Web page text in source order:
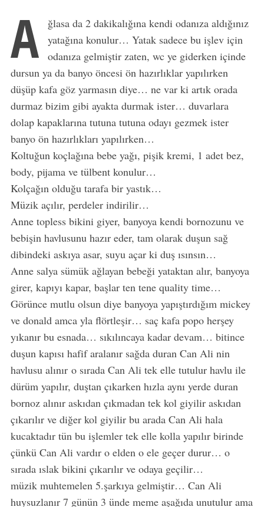
A
ğlasa da 2 dakikalığına kendi odanıza aldığınız
yatağına konulur… Yatak sadece bu işlev için
odanıza gelmiştir zaten, wc ye giderken içinde
dursun ya da banyo öncesi ön hazırlıklar yapılırken
düşüp kafa göz yarmasın diye… ne var ki artık orada
durmaz bizim gibi ayakta durmak ister… duvarlara
dolap kapaklarına tutuna tutuna odayı gezmek ister
banyo ön hazırlıkları yapılırken…
Koltuğun koçlağına bebe yağı, pişik kremi, 1 adet bez,
body, pijama ve tülbent konulur…
Kolçağın olduğu tarafa bir yastık…
Müzik açılır, perdeler indirilir…
Anne topless bikini giyer, banyoya kendi bornozunu ve
bebişin havlusunu hazır eder, tam olarak duşun sağ
dibindeki askıya asar, suyu açar ki duş ısınsın…
Anne salya sümük ağlayan bebeği yataktan alır, banyoya
girer, kapıyı kapar, başlar ten tene quality time…
Görünce mutlu olsun diye banyoya yapıştırdığım mickey
ve donald amca yla flörtleşir… saç kafa popo herşey
yıkanır bu esnada… sıkılıncaya kadar devam… bitince
duşun kapısı hafif aralanır sağda duran Can Ali nin
havlusu alınır o sırada Can Ali tek elle tutulur havlu ile
dürüm yapılır, duştan çıkarken hızla aynı yerde duran
bornoz alınır askıdan çıkmadan tek kol giyilir askıdan
çıkarılır ve diğer kol giyilir bu arada Can Ali hala
kucaktadır tün bu işlemler tek elle kolla yapılır birinde
çünkü Can Ali vardır o elden o ele geçer durur… o
sırada ıslak bikini çıkarılır ve odaya geçilir…
müzik muhtemelen 5.şarkıya gelmiştir… Can Ali
huysuzlanır 7 günün 3 ünde meme aşağıda unutulur ama